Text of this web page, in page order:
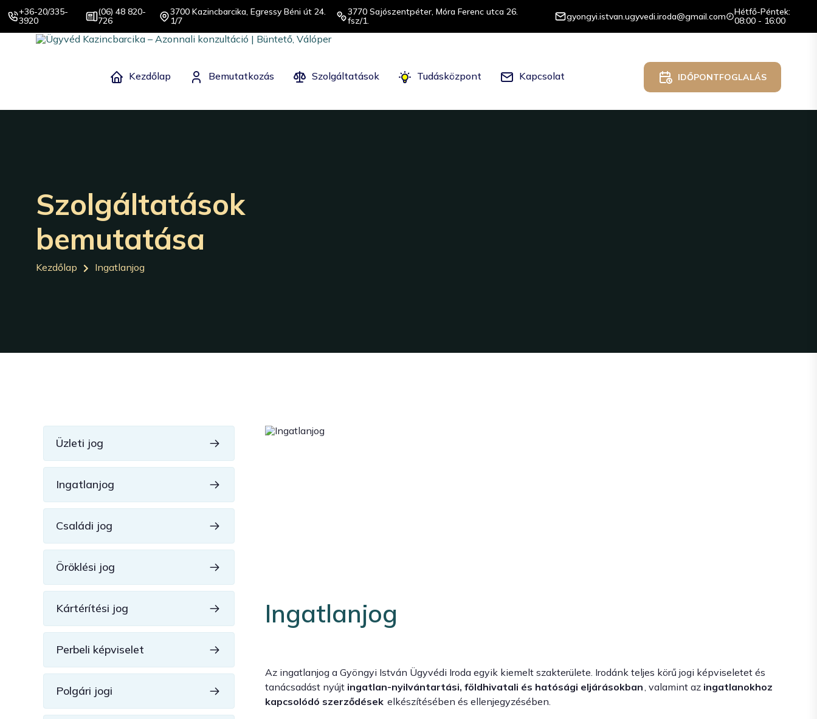
+36-20/335-
3920
(06) 48 820-
726
3700 Kazincbarcika, Egressy Béni út 24.
1/7
3770 Sajószentpéter, Móra Ferenc utca 26.
fsz/1.
gyongyi.istvan.ugyvedi.iroda@gmail.com
Hétfő-Péntek:
08:00 - 16:00
Kezdőlap Bemutatkozás Szolgáltatások Tudásközpont Kapcsolat IDŐPONTFOGLALÁS
Szolgáltatások
bemutatása
Kezdőlap Ingatlanjog
Ingatlanjog
Az ingatlanjog a Gyöngyi István Ügyvédi Iroda egyik kiemelt szakterülete. Irodánk teljes körű jogi képviseletet és
tanácsadást nyújt ingatlan-nyilvántartási, földhivatali és hatósági eljárásokban , valamint az ingatlanokhoz
kapcsolódó szerződések elkészítésében és ellenjegyzésében.
Üzleti jog
Ingatlanjog
Családi jog
Öröklési jog
Kártérítési jog
Perbeli képviselet
Polgári jogi